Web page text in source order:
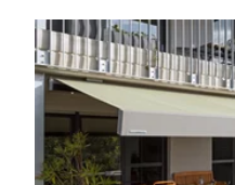
Kindertagesstätte / L
EFH Köln / D
Playa Köln / D
EFH Pirmasens / D